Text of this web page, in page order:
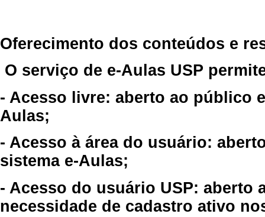
Oferecimento dos conteúdos e
O serviço de e-Aulas USP
- Acesso livre: aberto ao público
Aulas;
- Acesso à área do usuário:
sistema e-Aulas;
- Acesso do usuário USP: aberto
necessidade de cadastro ativo